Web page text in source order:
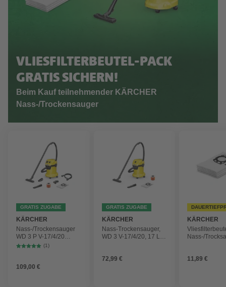
VLIESFILTERBEUTEL-PACK
GRATIS SICHERN!
Beim Kauf teilnehmender KÄRCHER
Nass-/Trockensauger
GRATIS ZUGABE
KÄRCHER
Nass-/Trockensauger
WD 3 P V-17/4/20
Workshop mit
(1)
109,00 €
GRATIS ZUGABE
KÄRCHER
Nass-Trockensauger,
WD 3 V-17/4/20, 17 L,
72,99 €
KÄRCHER
Nass-/
4 Stück
11,89 €